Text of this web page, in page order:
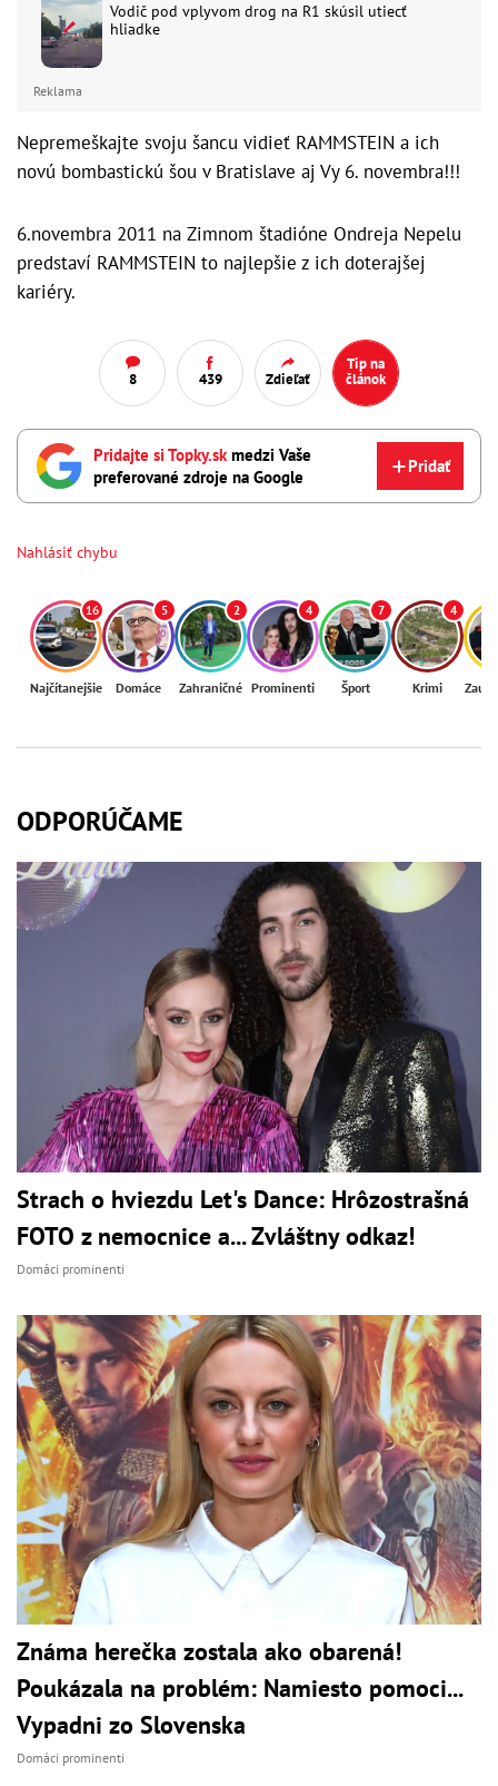
Vodič pod vplyvom drog na R1 skúsil utiecť
hliadke
Reklama
Nepremeškajte svoju šancu vidieť RAMMSTEIN a ich
novú bombastickú šou v Bratislave aj Vy 6. novembra!!!
6.novembra 2011 na Zimnom štadióne Ondreja Nepelu
predstaví RAMMSTEIN to najlepšie z ich doterajšej
kariéry.
8 439 Zdieľať
Tip na
článok
Pridajte si Topky.sk medzi Vaše
preferované zdroje na Google
Pridať
Nahlásiť chybu
16
Najčítanejšie
5
Domáce
2
Zahraničné
4
Prominenti
7
Šport
4
Krimi
ODPORÚČAME
Strach o hviezdu Let's Dance: Hrôzostrašná
FOTO z nemocnice a... Zvláštny odkaz!
Domáci prominenti
Známa herečka zostala ako obarená!
Poukázala na problém: Namiesto pomoci...
Vypadni zo Slovenska
Domáci prominenti